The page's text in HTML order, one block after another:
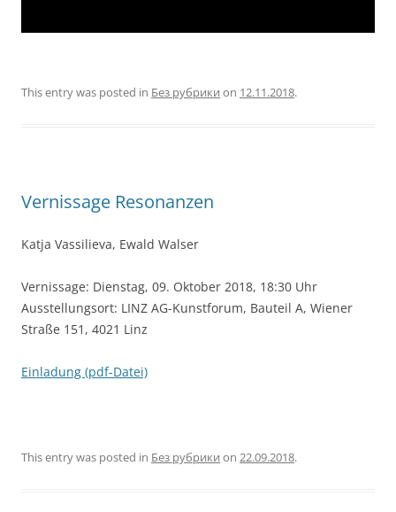
This entry was posted in Без рубрики on 12.11.2018.
Vernissage Resonanzen
Katja Vassilieva, Ewald Walser
Vernissage: Dienstag, 09. Oktober 2018, 18:30 Uhr
Ausstellungsort: LINZ AG-Kunstforum, Bauteil A, Wiener
Straße 151, 4021 Linz
Einladung (pdf-Datei)
This entry was posted in Без рубрики on 22.09.2018.